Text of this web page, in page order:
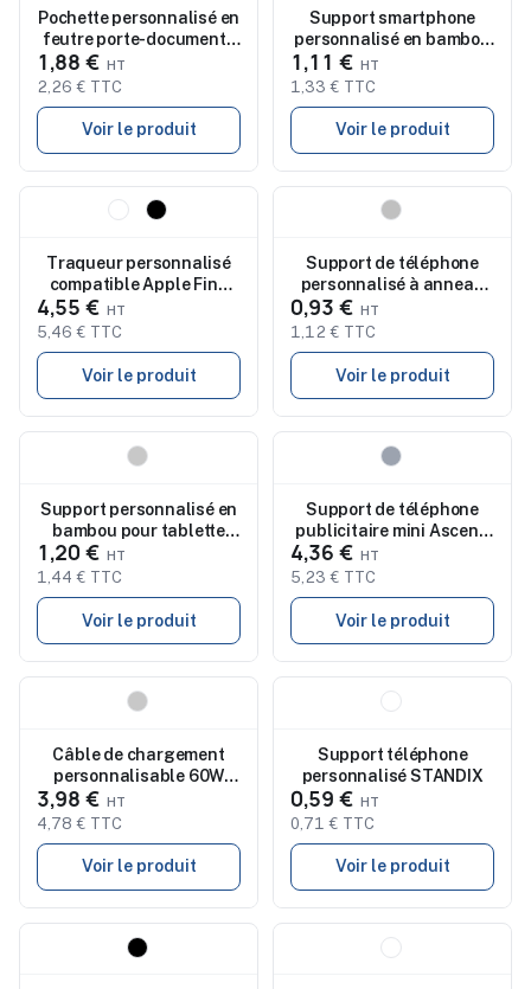
Pochette personnalisé en
feutre porte-documents
POUCHLO
1,88 €
2,26 € TTC
Voir le produit
Support smartphone
personnalisé en bambou
anti-stress CLINTON
1,11 €
1,33 € TTC
Voir le produit
Traqueur personnalisé
compatible Apple Find
My TAGY
4,55 €
5,46 € TTC
Voir le produit
Support de téléphone
personnalisé à anneau
en aluminium Cell
0,93 €
1,12 € TTC
Voir le produit
Support personnalisé en
bambou pour tablette
smartphone ROBIN
1,20 €
1,44 € TTC
Voir le produit
Support de téléphone
publicitaire mini Ascend
Brandcharger
4,36 €
5,23 € TTC
Voir le produit
Câble de chargement
personnalisable 60W
CABOO
3,98 €
4,78 € TTC
Voir le produit
Support téléphone
personnalisé STANDIX
0,59 €
0,71 € TTC
Voir le produit